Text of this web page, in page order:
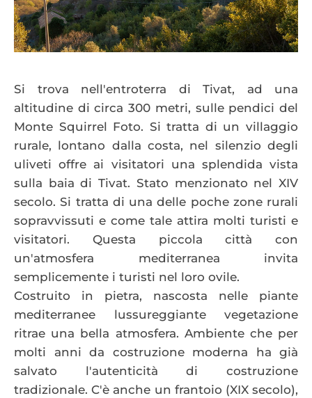
Si trova nell'entroterra di Tivat, ad una
altitudine di circa 300 metri, sulle pendici del
Monte Squirrel Foto. Si tratta di un villaggio
rurale, lontano dalla costa, nel silenzio degli
uliveti offre ai visitatori una splendida vista
sulla baia di Tivat. Stato menzionato nel XIV
secolo. Si tratta di una delle poche zone rurali
sopravvissuti e come tale attira molti turisti e
visitatori. Questa piccola città con
un'atmosfera mediterranea invita
semplicemente i turisti nel loro ovile.
Costruito in pietra, nascosta nelle piante
mediterranee lussureggiante vegetazione
ritrae una bella atmosfera. Ambiente che per
molti anni da costruzione moderna ha già
salvato l'autenticità di costruzione
tradizionale. C'è anche un frantoio (XIX secolo),